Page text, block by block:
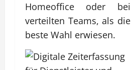
Homeoffice oder bei
verteilten Teams, als die
beste Wahl erwiesen.